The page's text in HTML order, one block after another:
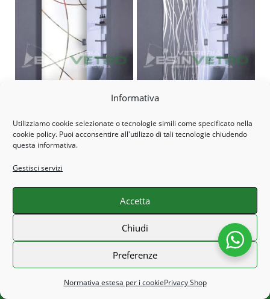
Informativa
Utilizziamo cookie selezionate o tecnologie simili come specificato nella
cookie policy. Puoi acconsentire all'utilizzo di tali tecnologie chiudendo
questa informativa.
Gestisci servizi
Accetta
Chiudi
Preferenze
Normativa estesa per i cookiePrivacy Shop
Chiusura Estiva dal 8 Agosto al 23 Agosto. Tutti gli
ordini effettuati con data stimata di consegna nei stessi
giorni saranno processati o inviati al nostro rientro! Grazie
e Buone vacanze!
Porta Scorrevole in vetro
CONFIGURA PRODOTTO
Porta Scorrevole in vetro
CONFIGURA PRODOTTO
inserto lino bianco su misura
su misura EV57